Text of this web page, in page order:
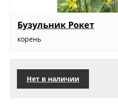
Бузульник Рокет
корень
Нет в наличии